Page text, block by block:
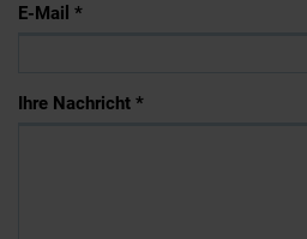
E-Mail *
Ihre Nachricht *